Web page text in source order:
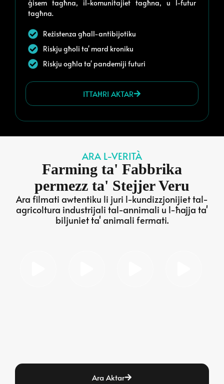
ġisem tagħna, il-komunitajiet tagħna, u l-futur
tagħna.
Reżistenza għall-antibijotiku
Riskju għoli ta' mard kroniku
Riskju ogħla ta' pandemiji futuri
ITTAĦRI AKTAR
ARA L-VERITÀ
Farming ta' Fabbrika
permezz ta' Stejjer Veru
Ara filmati awtentiku li juri l-kundizzjonijiet tal-
agricoltura industrijali tal-annimali u l-ħajja ta'
biljuniet ta' animali fermati.
Ara Aktar